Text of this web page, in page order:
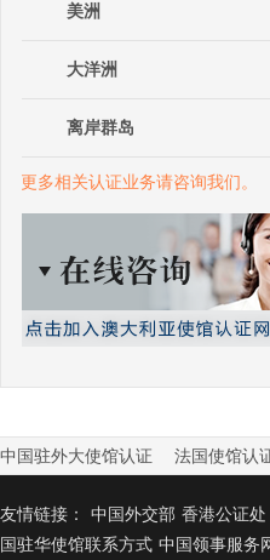
美洲
大洋洲
离岸群岛
更多相关认证业务请咨询我们。
中国驻外大使馆认证 法国使馆认
友情链接： 中国外交部 香港公证处
国驻华使馆联系方式 中国领事服务